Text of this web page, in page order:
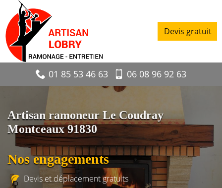
Devis gratuit
01 85 53 46 63 06 08 96 92 63
Artisan ramoneur Le Coudray
Montceaux 91830
Nos engagements
Devis et déplacement gratuits